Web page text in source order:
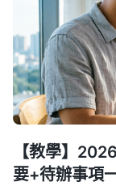
【教學】
要+待辦事項